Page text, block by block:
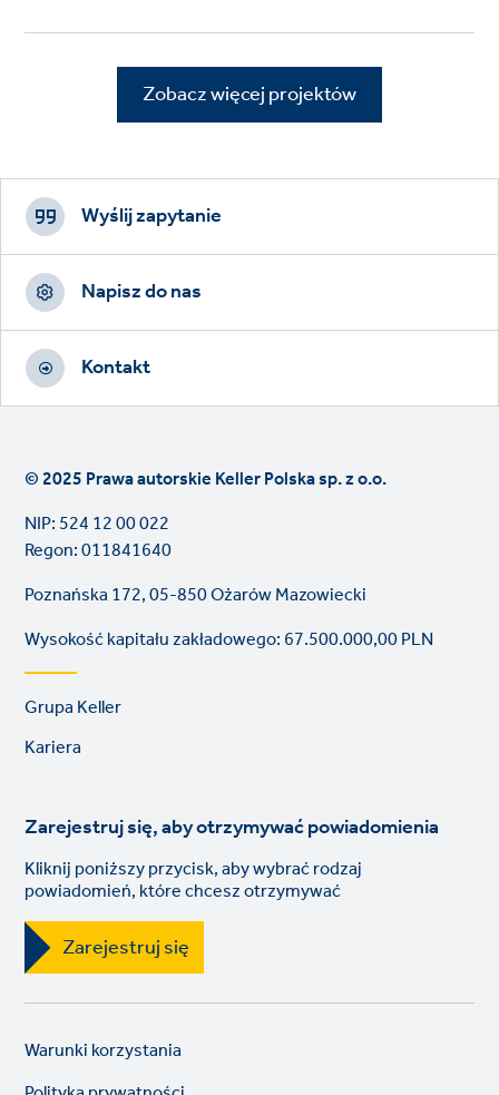
Zobacz więcej projektów
Footer
CTAs
Wyślij zapytanie
Napisz do nas
Kontakt
© 2025 Prawa autorskie Keller Polska sp. z o.o.
NIP: 524 12 00 022
Regon: 011841640
Poznańska 172, 05-850 Ożarów Mazowiecki
Wysokość kapitału zakładowego: 67.500.000,00 PLN
Footer
links
Grupa Keller
Kariera
Zarejestruj się, aby otrzymywać powiadomienia
Kliknij poniższy przycisk, aby wybrać rodzaj
powiadomień, które chcesz otrzymywać
Zarejestruj się
Legal
links
Warunki korzystania